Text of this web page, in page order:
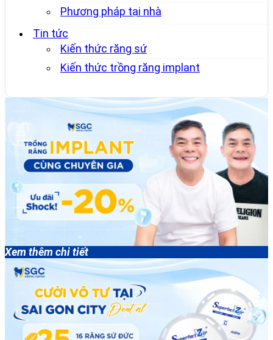
Phương pháp tại nhà
Tin tức
Kiến thức răng sứ
Kiến thức trồng răng implant
Xem thêm chi tiết